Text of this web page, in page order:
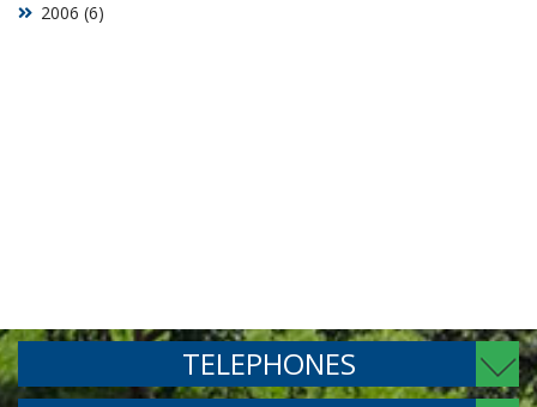
2006 (6)
TELEPHONES